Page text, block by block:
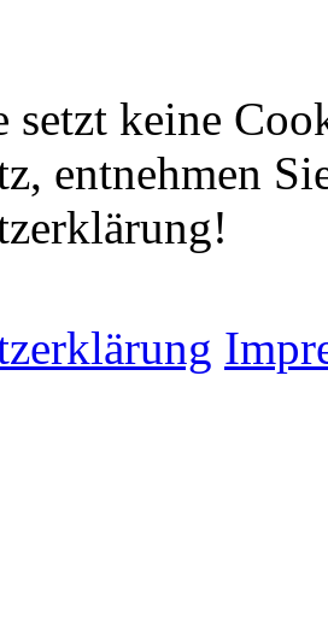
setzt keine
entnehmen